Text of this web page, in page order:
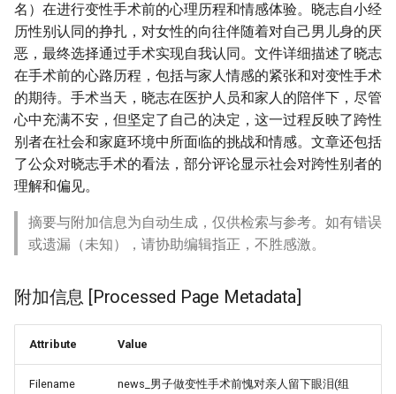
名）在进行变性手术前的心理历程和情感体验。晓志自小经
历性别认同的挣扎，对女性的向往伴随着对自己男儿身的厌
恶，最终选择通过手术实现自我认同。文件详细描述了晓志
在手术前的心路历程，包括与家人情感的紧张和对变性手术
的期待。手术当天，晓志在医护人员和家人的陪伴下，尽管
心中充满不安，但坚定了自己的决定，这一过程反映了跨性
别者在社会和家庭环境中所面临的挑战和情感。文章还包括
了公众对晓志手术的看法，部分评论显示社会对跨性别者的
理解和偏见。
摘要与附加信息为自动生成，仅供检索与参考。如有错误
或遗漏（未知），请协助编辑指正，不胜感激。
附加信息 [Processed Page Metadata]
Attribute Value
Filename
news_男子做变性手术前愧对亲人留下眼泪(组